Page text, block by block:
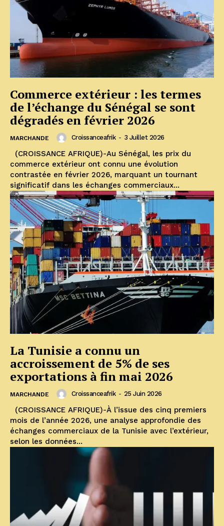
Commerce extérieur : les termes
de l’échange du Sénégal se sont
dégradés en février 2026
MARCHANDE Croissanceafrik - 3 Juillet 2026
commerce extérieur ont connu une évolution
contrastée en février 2026, marquant un tournant
significatif dans les échanges commerciaux...
La Tunisie a connu un
accroissement de 5% de ses
exportations à fin mai 2026
MARCHANDE Croissanceafrik - 25 Juin 2026
mois de l’année 2026, une analyse approfondie des
échanges commerciaux de la Tunisie avec l’extérieur,
selon les données...